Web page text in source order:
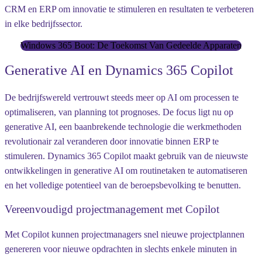
CRM en ERP om innovatie te stimuleren en resultaten te verbeteren
in elke bedrijfssector.
Windows 365 Boot: De Toekomst Van Gedeelde Apparaten
Generative AI en Dynamics 365 Copilot
De bedrijfswereld vertrouwt steeds meer op AI om processen te
optimaliseren, van planning tot prognoses. De focus ligt nu op
generative AI, een baanbrekende technologie die werkmethoden
revolutionair zal veranderen door innovatie binnen ERP te
stimuleren. Dynamics 365 Copilot maakt gebruik van de nieuwste
ontwikkelingen in generative AI om routinetaken te automatiseren
en het volledige potentieel van de beroepsbevolking te benutten.
Vereenvoudigd projectmanagement met Copilot
Met Copilot kunnen projectmanagers snel nieuwe projectplannen
genereren voor nieuwe opdrachten in slechts enkele minuten in